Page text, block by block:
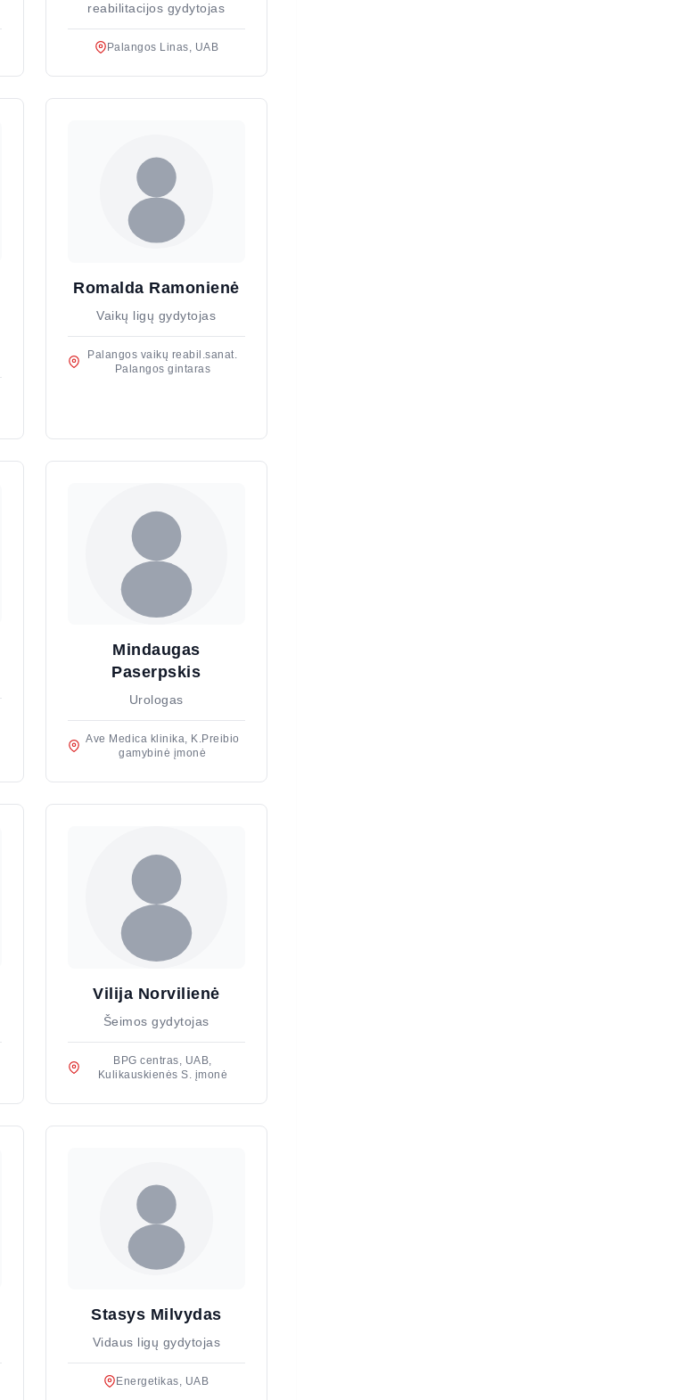
reabilitacijos gydytojas
Palangos Linas, UAB
Romalda Ramonienė
Vaikų ligų gydytojas
Palangos vaikų reabil.sanat.
Palangos gintaras
Mindaugas
Paserpskis
Urologas
Ave Medica klinika, K.Preibio
gamybinė įmonė
Vilija Norvilienė
Šeimos gydytojas
BPG centras, UAB,
Kulikauskienės S. įmonė
Stasys Milvydas
Vidaus ligų gydytojas
Energetikas, UAB